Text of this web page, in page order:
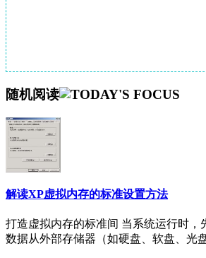
随机阅读
解读XP虚拟内存的标准设置方法
打造虚拟内存的标准间 当系统运行时，
数据从外部存储器（如硬盘、软盘、光